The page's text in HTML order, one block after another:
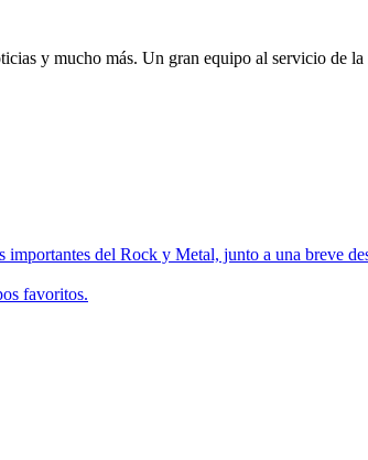
y mucho más. Un gran equipo al servicio de la
importantes del Rock y Metal, junto a una breve
favoritos.